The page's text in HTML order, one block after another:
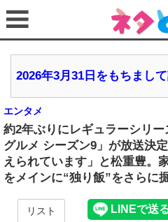
2026年3月31日をもちまし
エンタメ
約2年ぶりにレギュラーシリ
グルメ シーズン9」が放送決
えられています」と松重豊。
をメインに“独り飯”をさらに
リスト